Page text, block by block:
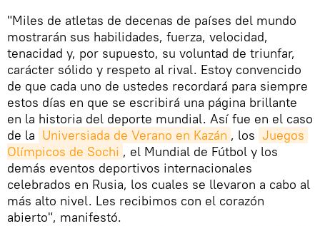
"Miles de atletas de decenas de países del mundo
mostrarán sus habilidades, fuerza, velocidad,
tenacidad y, por supuesto, su voluntad de triunfar,
carácter sólido y respeto al rival. Estoy convencido
de que cada uno de ustedes recordará para siempre
estos días en que se escribirá una página brillante
en la historia del deporte mundial. Así fue en el caso
de la Universiada de Verano en Kazán , los Juegos
Olímpicos de Sochi , el Mundial de Fútbol y los
demás eventos deportivos internacionales
celebrados en Rusia, los cuales se llevaron a cabo al
más alto nivel. Les recibimos con el corazón
abierto", manifestó.